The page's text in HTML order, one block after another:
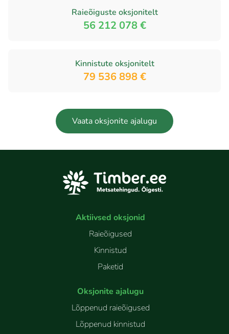
Raieõiguste oksjonitelt
56 212 078 €
Kinnistute oksjonitelt
79 536 898 €
Vaata oksjonite ajalugu
Aktiivsed oksjonid
Raieõigused
Kinnistud
Paketid
Oksjonite ajalugu
Lõppenud raieõigused
Lõppenud kinnistud